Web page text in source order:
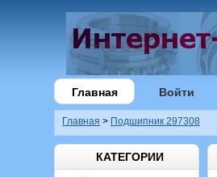
Главная Войти
Главная > Подшипник 297308
КАТЕГОРИИ